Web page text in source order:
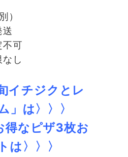
）
送
不可
し
イチジクとレ
」は〉〉〉
得なピザ3枚お
は 〉〉〉